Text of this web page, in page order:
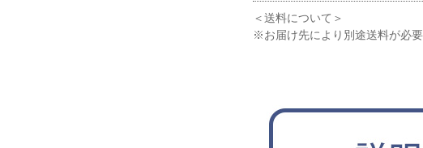
＜送料について＞
※お届け先により別途送料が必